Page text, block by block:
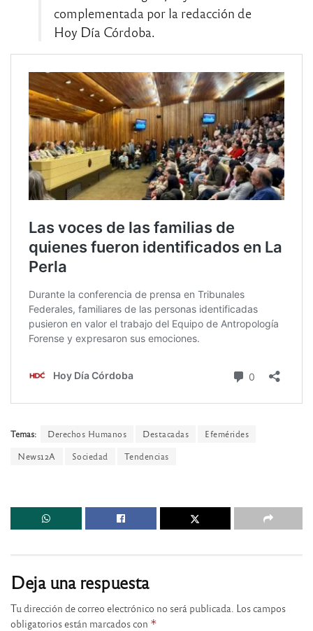
complementada por la redacción de
Hoy Día Córdoba.
Temas: Derechos Humanos Destacadas
Efemérides
News12A
Sociedad Tendencias
Deja una respuesta
Tu dirección de correo electrónico no será publicada. Los campos
obligatorios están marcados con *